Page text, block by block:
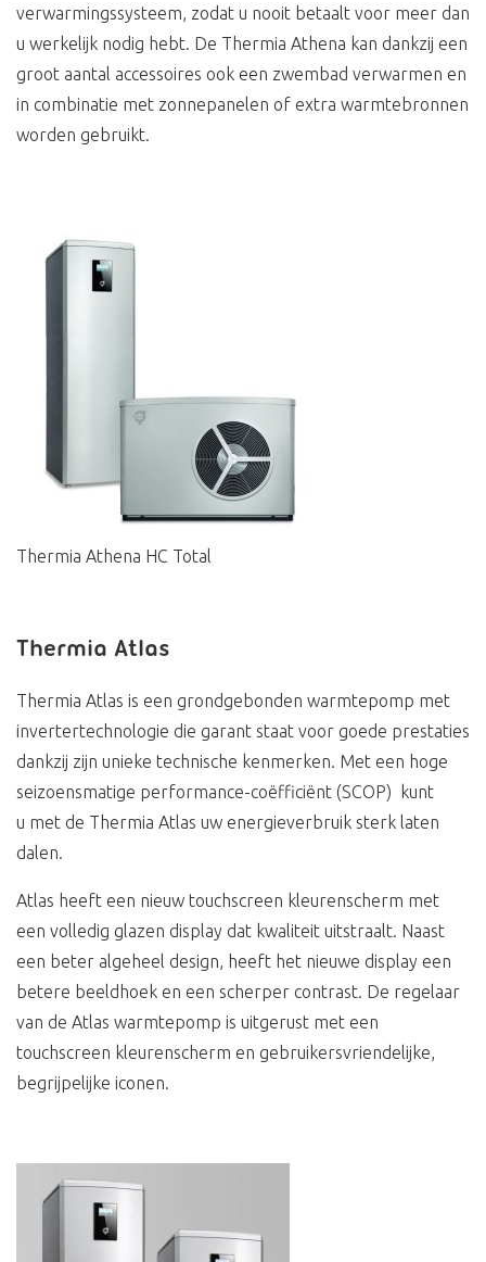
verwarmingssysteem, zodat u nooit betaalt voor meer dan
u werkelijk nodig hebt. De Thermia Athena kan dankzij een
groot aantal accessoires ook een zwembad verwarmen en
in combinatie met zonnepanelen of extra warmtebronnen
worden gebruikt.
Thermia Athena HC Total
Thermia Atlas
Thermia Atlas is een grondgebonden warmtepomp met
invertertechnologie die garant staat voor goede prestaties
dankzij zijn unieke technische kenmerken. Met een hoge
seizoensmatige performance-coëfficiënt (SCOP) kunt
u met de Thermia Atlas uw energieverbruik sterk laten
dalen.
Atlas heeft een nieuw touchscreen kleurenscherm met
een volledig glazen display dat kwaliteit uitstraalt. Naast
een beter algeheel design, heeft het nieuwe display een
betere beeldhoek en een scherper contrast. De regelaar
van de Atlas warmtepomp is uitgerust met een
touchscreen kleurenscherm en gebruikersvriendelijke,
begrijpelijke iconen.